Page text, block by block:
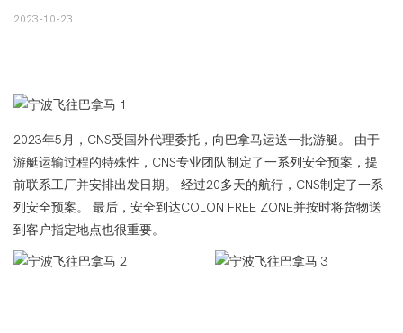
2023-10-23
2023年5月，CNS受国外代理委托，向巴拿马运送一批游艇。 由于
游艇运输过程的特殊性，CNS专业团队制定了一系列安全预案，提
前联系工厂并安排出发日期。 经过20多天的航行，CNS制定了一系
列安全预案。 最后，安全到达COLON FREE ZONE并按时将货物送
到客户指定地点也很重要。